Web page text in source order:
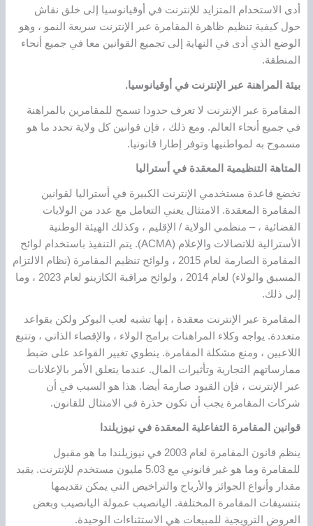
أدى الاستخدام المتزايد للإنترنت في أوقيانوسيا إلى خلق نقاش
حول كيفية تنظيم ظاهرة المقامرة عبر الإنترنت سريعة النمو ، وهو
الوضع الذي أدى في النهاية إلى تجميع القوانين معا في جميع أنحاء
المنطقة.
بيئة المراهنة عبر الإنترنت في أوقيانوسيا.
المقامرة عبر الإنترنت لا تعرف حدودا تسمح للمقامرين بالمراهنة
في جميع أنحاء العالم. ومع ذلك ، فإن قوانين كل ولاية تحدد ما هو
مسموح به لمواطنيها وتوفر إطارا قانونيا.
المتاهة التنظيمية المعقدة في أستراليا
تخضع قاعدة مستخدمي الإنترنت الكبيرة في أستراليا لقوانين
المقامرة المعقدة. الامتثال يعني التعامل مع عدد من الولايات
القضائية ، – منظمي الولاية / الإقليم ، وكذلك الهيئة الوطنية
الأسترالية للاتصالات والإعلام (ACMA). يتم التنفيذ باستخدام لوائح
المقامرة الصارمة لعام 2015 ، ولوائح تنظيم المقامرة (نظام الالتزام
المسبق والولاء) لعام 2014 ، ولوائح مراقبة الكازينو لعام 2023 ، وما
إلى ذلك.
المقامرة عبر الإنترنت معقدة ، إنها تشبه لعب البوكر ولكن بقواعد
متعددة. يواجه وكلاء المراهنات برامج الولاء ، والإقصاء الذاتي ، وتتبع
اللاعبين ، ومنع مشكلة المقامرة. ينطوي تغيير القواعد على ضبط
ممارساتهم التجارية وتأثيرات المال. عندما يتعلق الأمر بالإعلانات
عبر الإنترنت ، فإن القيود صارمة أيضا. هذا هو السبب في أن
شركات المقامرة يجب أن تكون حذرة في الامتثال للقانون.
قوانين المقامرة التفاعلية المعقدة في نيوزيلندا
ينظم قانون المقامرة لعام 2003 في نيوزيلندا ما هو مقبول
للمقامرة وما هو غير قانوني مع 5.03 مليون مستخدم للإنترنت. يقيد
مقدار وأنواع الجوائز والأرباح والتراخيص التي يمكن تقديمها
بتنسيقات المقامرة المختلفة. اليانصيب عمولة اليانصيب وبعض
العروض الترويجية للمبيعات هي الاستثناءات الوحيدة.